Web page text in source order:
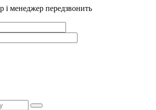
і менеджер передзвонить